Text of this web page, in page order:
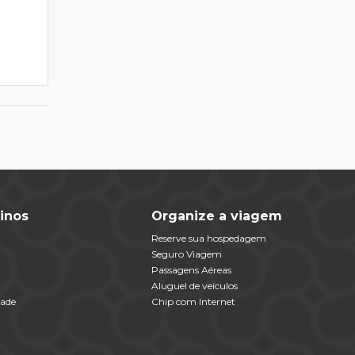
Organize a viagem
Reserve sua hospedagem
Seguro Viagem
Passagens Aéreas
Aluguel de veículos
Chip com Internet